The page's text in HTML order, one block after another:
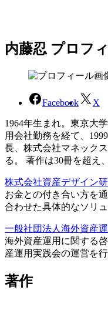
内藤忍 プロフ
Facebook X
1964年生まれ。東京大
用会社勤務を経て、
長、株式会社マネック
る。 著作は30冊を超え
株式会社資産デザイン
お金との付き合い方を
合わせた具体的なソリ
一般社団法人海外資産
海外資産運用に関する
産運用実践会の運営を行
著作